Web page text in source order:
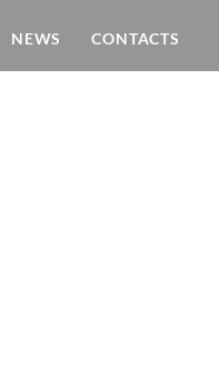
NEWS CONTACTS